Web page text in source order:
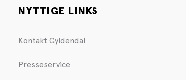
NYTTIGE LINKS
Kontakt Gyldendal
Presseservice